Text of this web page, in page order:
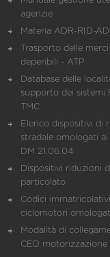
agenzie
Materia ADR-RID-
Trasporto delle merci
deperibili - ATP
Database delle
supporto dei sistemi
TMC
Elenco dispositivi di
stradale omologati ai
DM 21.06.04
Dispositivi riduzioni
particolato
Codici
ciclomotori
Modalità di
CED motorizzazione